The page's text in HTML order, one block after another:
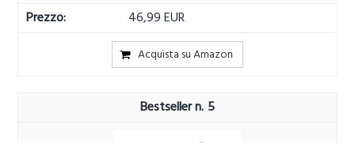
46,99 EUR
Acquista su Amazon
5